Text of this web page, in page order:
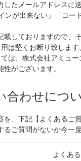
したメールアドレスに
ンが出来ない」「コー
載しておりますので、
は堅くお断り致します
は、株式会社アミュ
がございます。
合わせにつ
を、下記【よくあるご
るご質問がないか今一
よくあ